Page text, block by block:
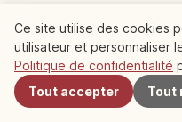
Vie
Ce site utilise des cookies
utilisateur et personnaliser
Politique de confidentialité
Tout accepter
Tout